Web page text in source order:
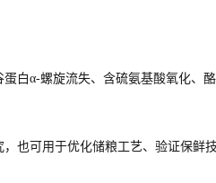
白α-螺旋流失、含硫氨基酸氧化、
也可用于优化储粮工艺、验证保鲜技